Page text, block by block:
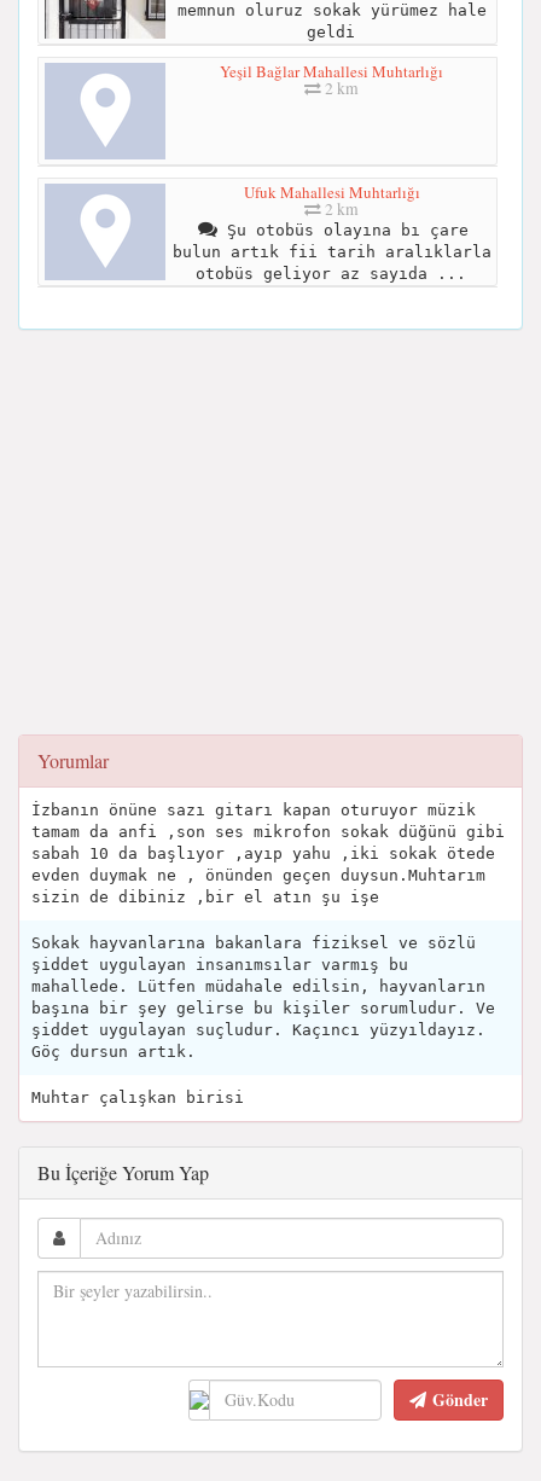
memnun oluruz sokak yürümez hale
geldi
Yeşil Bağlar Mahallesi Muhtarlığı
2 km
Ufuk Mahallesi Muhtarlığı
2 km
Şu otobüs olayına bı çare
bulun artık fii tarih aralıklarla
otobüs geliyor az sayıda ...
Yorumlar
İzbanın önüne sazı gitarı kapan oturuyor müzik
tamam da anfi ,son ses mikrofon sokak düğünü gibi
sabah 10 da başlıyor ,ayıp yahu ,iki sokak ötede
evden duymak ne , önünden geçen duysun.Muhtarım
sizin de dibiniz ,bir el atın şu işe
Sokak hayvanlarına bakanlara fiziksel ve sözlü
şiddet uygulayan insanımsılar varmış bu
mahallede. Lütfen müdahale edilsin, hayvanların
başına bir şey gelirse bu kişiler sorumludur. Ve
şiddet uygulayan suçludur. Kaçıncı yüzyıldayız.
Göç dursun artık.
Muhtar çalışkan birisi
Bu İçeriğe Yorum Yap
Gönder